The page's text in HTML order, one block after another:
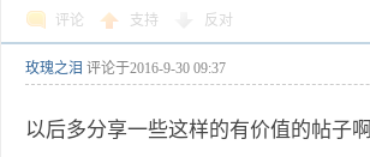
评论 支持 反对
玫瑰之泪 评论于2016-9-30 09:37
以后多分享一些这样的有价值的帖子啊